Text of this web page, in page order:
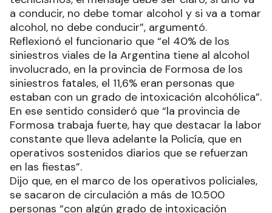
a conducir, no debe tomar alcohol y si va a tomar
alcohol, no debe conducir”, argumentó.
Reflexionó el funcionario que “el 40% de los
siniestros viales de la Argentina tiene al alcohol
involucrado, en la provincia de Formosa de los
siniestros fatales, el 11,6% eran personas que
estaban con un grado de intoxicación alcohólica”.
En ese sentido consideró que “la provincia de
Formosa trabaja fuerte, hay que destacar la labor
constante que lleva adelante la Policía, que en
operativos sostenidos diarios que se refuerzan
en las fiestas”.
Dijo que, en el marco de los operativos policiales,
se sacaron de circulación a más de 10.500
personas “con algún grado de intoxicación